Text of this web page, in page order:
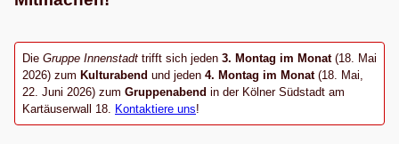
Die Gruppe Innenstadt trifft sich jeden 3. Montag im Monat (18. Mai
2026) zum Kulturabend und jeden 4. Montag im Monat(18. Mai,
22. Juni 2026) zum Gruppenabend in der Kölner Südstadt am
Kartäuserwall 18. Kontaktiere uns!